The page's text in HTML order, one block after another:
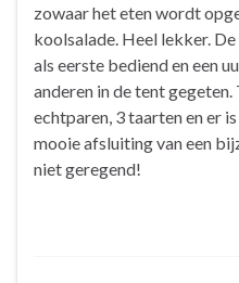
zowaar het eten wordt
koolsalade. Heel lekker.
als eerste bediend en een
anderen in de tent
echtparen, 3 taarten en er
mooie afsluiting van een
niet geregend!